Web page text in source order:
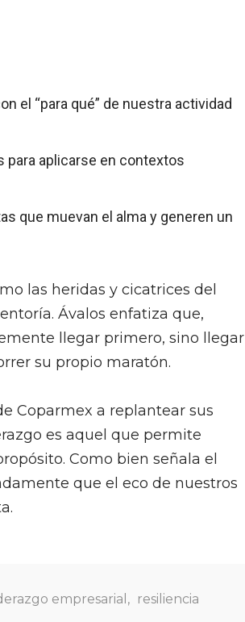
el “para qué” de nuestra actividad
aplicarse en contextos
que muevan el alma y generen un
las heridas y cicatrices del
Ávalos enfatiza que,
llegar primero, sino llegar
su propio maratón.
Coparmex a replantear sus
es aquel que permite
Como bien señala el
que el eco de nuestros
empresarial , resiliencia